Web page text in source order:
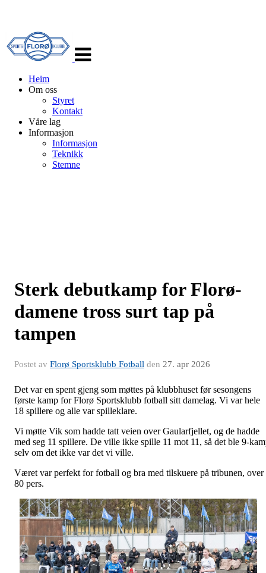
navigasjon
Heim
Om oss
Styret
Kontakt
Våre lag
Informasjon
Informasjon
Teknikk
Stemne
Sterk debutkamp for Florø-
damene tross surt tap på
tampen
Postet av Florø Sportsklubb Fotball den 27. apr 2026
Det var en spent gjeng som møttes på klubbhuset før sesongens
første kamp for Florø Sportsklubb fotball sitt damelag. Vi var hele
18 spillere og alle var spilleklare.
Vi møtte Vik som hadde tatt veien over Gaularfjellet, og de hadde
med seg 11 spillere. De ville ikke spille 11 mot 11, så det ble 9-
selv om det ikke var det vi ville.
Været var perfekt for fotball og bra med tilskuere på tribunen, over
80 pers.